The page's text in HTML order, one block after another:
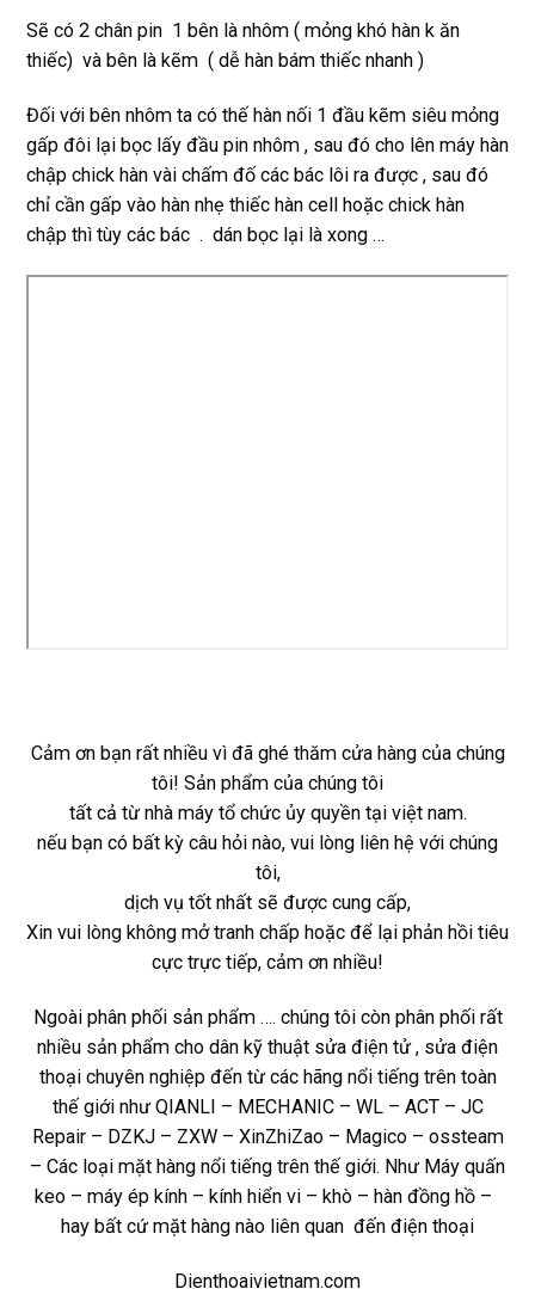
Sẽ có 2 chân pin 1 bên là nhôm ( mỏng khó hàn k ăn
thiếc) và bên là kẽm ( dễ hàn bám thiếc nhanh )
Đối với bên nhôm ta có thế hàn nối 1 đầu kẽm siêu mỏng
gấp đôi lại bọc lấy đầu pin nhôm , sau đó cho lên máy hàn
chập chick hàn vài chấm đố các bác lôi ra được , sau đó
chỉ cần gấp vào hàn nhẹ thiếc hàn cell hoặc chick hàn
chập thì tùy các bác . dán bọc lại là xong …
Cảm ơn bạn rất nhiều vì đã ghé thăm cửa hàng của chúng
tôi! Sản phẩm của chúng tôi
tất cả từ nhà máy tổ chức ủy quyền tại việt nam.
nếu bạn có bất kỳ câu hỏi nào, vui lòng liên hệ với chúng
tôi,
dịch vụ tốt nhất sẽ được cung cấp,
Xin vui lòng không mở tranh chấp hoặc để lại phản hồi tiêu
cực trực tiếp, cảm ơn nhiều!
Ngoài phân phối sản phẩm …. chúng tôi còn phân phối rất
nhiều sản phẩm cho dân kỹ thuật sửa điện tử , sửa điện
thoại chuyên nghiệp đến từ các hãng nổi tiếng trên toàn
thế giới như QIANLI – MECHANIC – WL – ACT – JC
Repair – DZKJ – ZXW – XinZhiZao – Magico – ossteam
– Các loại mặt hàng nổi tiếng trên thế giới. Như Máy quấn
keo – máy ép kính – kính hiển vi – khò – hàn đồng hồ –
hay bất cứ mặt hàng nào liên quan đến điện thoại
Dienthoaivietnam.com